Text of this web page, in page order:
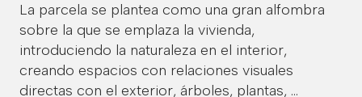
La parcela se plantea como una gran alfombra
sobre la que se emplaza la vivienda,
introduciendo la naturaleza en el interior,
creando espacios con relaciones visuales
directas con el exterior, árboles, plantas, …